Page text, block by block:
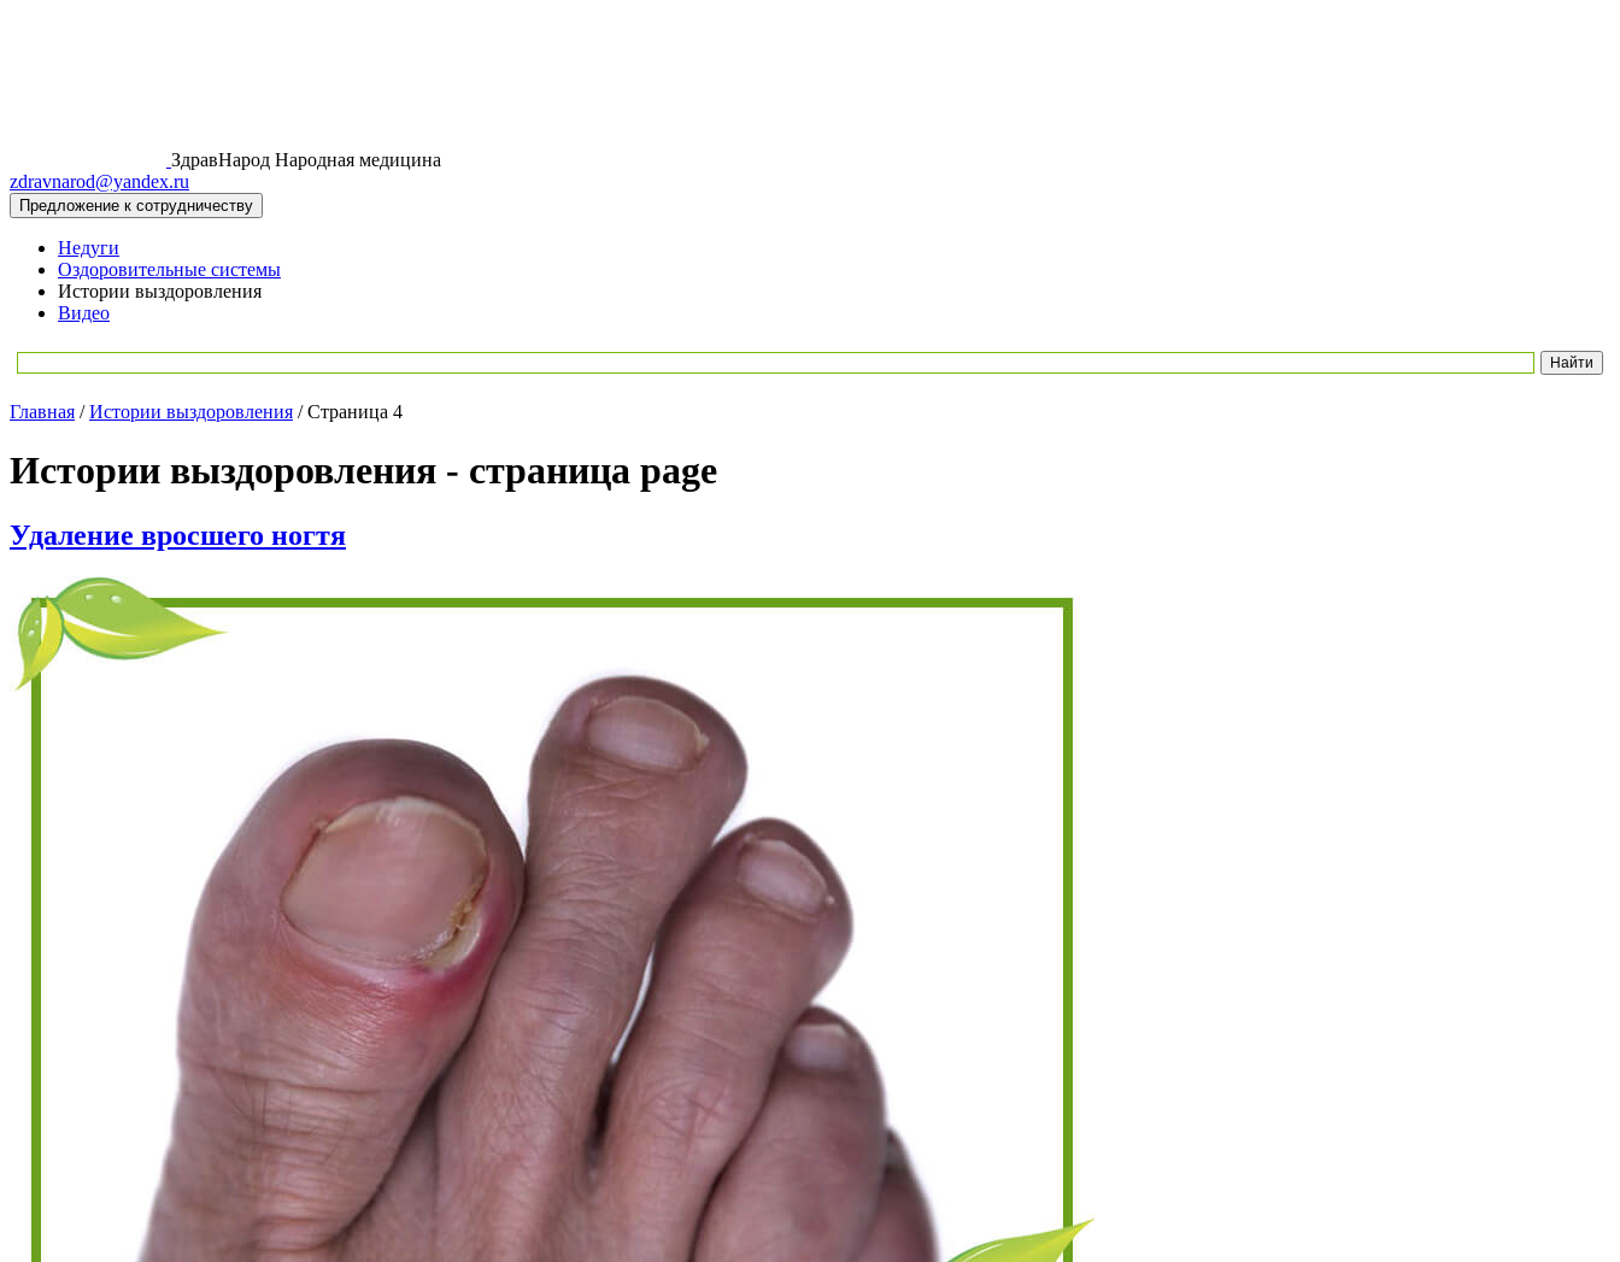
ЗдравНарод Народная медицина
zdravnarod@yandex.ru
Предложение к сотрудничеству
Недуги
Оздоровительные системы
Истории выздоровления
Видео
Главная /Истории выздоровления /Страница 4
Истории выздоровления - страница page
Удаление вросшего ногтя